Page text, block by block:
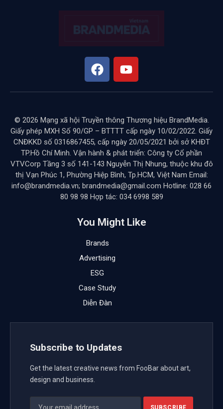
© 2026 Mạng xã hội Truyền thông Thương hiệu BrandMedia.
Giấy phép MXH Số 90/GP – BTTTT cấp ngày 10/02/2022. Giấy
CNĐKKD số 0316867455, cấp ngày 20/05/2021 bởi sở KHĐT
TP.Hồ Chí Minh. Vận hành & phát triển: Công ty Cổ phần
VTVCorp Tầng 3 số 141-143 Nguyễn Thị Nhung, thuộc khu đô
thị Vạn Phúc 1, Phường Hiệp Bình, Tp.HCM, Việt Nam Email:
info@brandmedia.vn; brandmedia@gmail.com Hotline: 028 66
80 98 98 Hợp tác: 034 6998 589
You Might Like
Brands
Advertising
ESG
Case Study
Diễn Đàn
Subscribe to Updates
Get the latest creative news from FooBar about art,
design and business.